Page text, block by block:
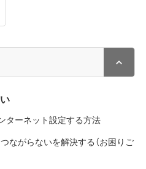
ターネット設定する方法
ながらないを解決する（お困りご